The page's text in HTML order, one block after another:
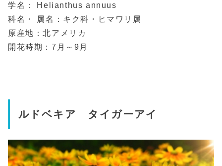
学名： Helianthus annuus
科名・ 属名：キク科・ヒマワリ属
原産地：北アメリカ
開花時期：7月～9月
ルドベキア タイガーアイ